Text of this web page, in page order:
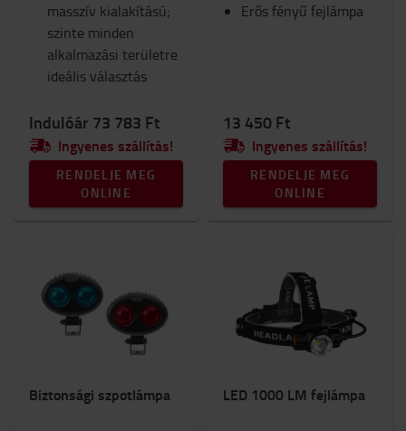
masszív kialakítású;
szinte minden
alkalmazási területre
ideális választás
Indulóár 73 783 Ft
Ingyenes szállítás!
RENDELJE MEG
ONLINE
Erős fényű fejlámpa
13 450 Ft
Ingyenes szállítás!
RENDELJE MEG
ONLINE
Biztonsági szpotlámpa LED 1000 LM fejlámpa